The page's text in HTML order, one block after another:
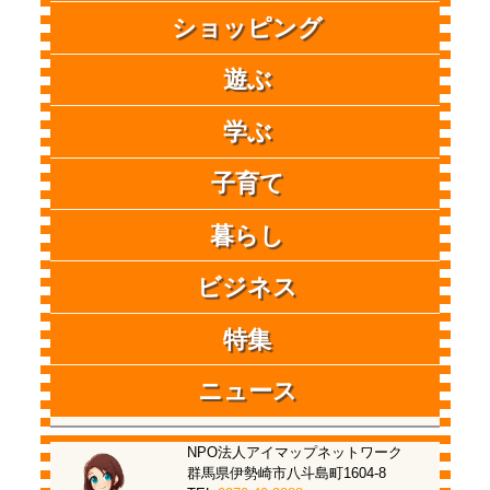
ショッピング
遊ぶ
学ぶ
子育て
暮らし
ビジネス
特集
ニュース
NPO法人アイマップネットワーク
群馬県伊勢崎市八斗島町1604-8